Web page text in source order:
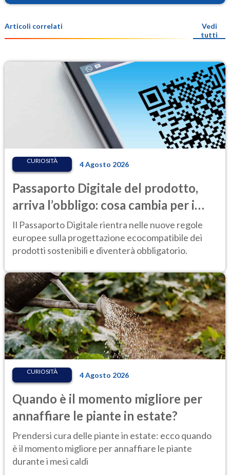
Articoli correlati
Vedi
tutti
CURIOSITÀ 4 Agosto 2026
Passaporto Digitale del prodotto,
arriva l’obbligo: cosa cambia per i
consumatori, dalle batterie
all’abbigliamento
Il Passaporto Digitale rientra nelle nuove regole
europee sulla progettazione ecocompatibile dei
prodotti sostenibili e diventerà obbligatorio.
CURIOSITÀ 4 Agosto 2026
Quando è il momento migliore per
annaffiare le piante in estate?
Prendersi cura delle piante in estate: ecco quando
è il momento migliore per annaffiare le piante
durante i mesi caldi